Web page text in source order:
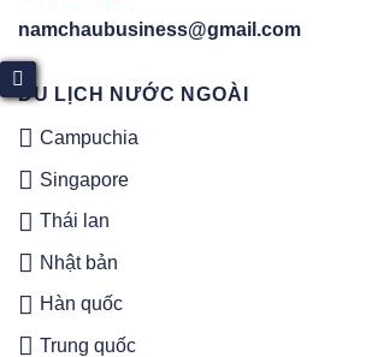
namchaubusiness@gmail.com
DU LỊCH NƯỚC NGOÀI
Campuchia
Singapore
Thái lan
Nhật bản
Hàn quốc
Trung quốc